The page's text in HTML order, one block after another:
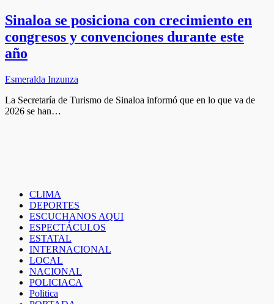
Sinaloa se posiciona con crecimiento en
congresos y convenciones durante este
año
Esmeralda Inzunza
La Secretaría de Turismo de Sinaloa informó que en lo que va de
2026 se han…
CLIMA
DEPORTES
ESCUCHANOS AQUI
ESPECTÁCULOS
ESTATAL
INTERNACIONAL
LOCAL
NACIONAL
POLICIACA
Politica